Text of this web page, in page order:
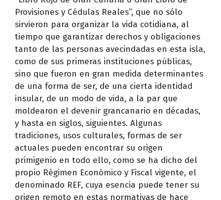
Provisiones y Cédulas Reales”, que no sólo
sirvieron para organizar la vida cotidiana, al
tiempo que garantizar derechos y obligaciones
tanto de las personas avecindadas en esta isla,
como de sus primeras instituciones públicas,
sino que fueron en gran medida determinantes
de una forma de ser, de una cierta identidad
insular, de un modo de vida, a la par que
moldearon el devenir grancanario en décadas,
y hasta en siglos, siguientes. Algunas
tradiciones, usos culturales, formas de ser
actuales pueden encontrar su origen
primigenio en todo ello, como se ha dicho del
propio Régimen Económico y Fiscal vigente, el
denominado REF, cuya esencia puede tener su
origen remoto en estas normativas de hace